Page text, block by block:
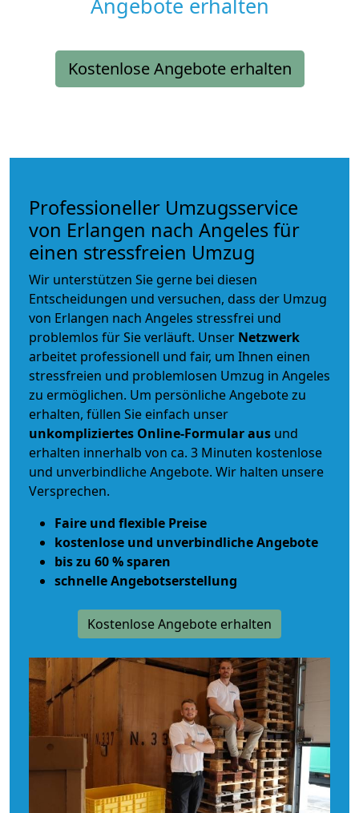
Angebote erhalten
Kostenlose Angebote erhalten
Professioneller Umzugsservice
von Erlangen nach Angeles für
einen stressfreien Umzug
Wir unterstützen Sie gerne bei diesen
Entscheidungen und versuchen, dass der Umzug
von Erlangen nach Angeles stressfrei und
problemlos für Sie verläuft. Unser Netzwerk
arbeitet professionell und fair, um Ihnen einen
stressfreien und problemlosen Umzug in Angeles
zu ermöglichen. Um persönliche Angebote zu
erhalten, füllen Sie einfach unser
unkompliziertes Online-Formular aus und
erhalten innerhalb von ca. 3 Minuten kostenlose
und unverbindliche Angebote. Wir halten unsere
Versprechen.
Faire und flexible Preise
kostenlose und unverbindliche Angebote
bis zu 60 % sparen
schnelle Angebotserstellung
Kostenlose Angebote erhalten